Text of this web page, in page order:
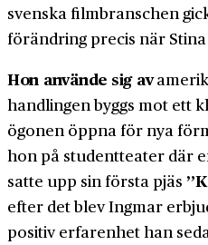
svenska filmbranschen
förändring precis när
Hon använde sig av
handlingen byggs mot ett
ögonen öppna för nya
hon på studentteater där
satte upp sin första pjäs
efter det blev Ingmar
positiv erfarenhet han